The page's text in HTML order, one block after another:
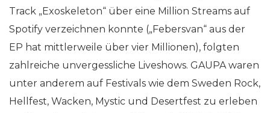
Track „Exoskeleton“ über eine Million Streams auf
Spotify verzeichnen konnte („Febersvan“ aus der
EP hat mittlerweile über vier Millionen), folgten
zahlreiche unvergessliche Liveshows. GAUPA waren
unter anderem auf Festivals wie dem Sweden Rock,
Hellfest, Wacken, Mystic und Desertfest zu erleben